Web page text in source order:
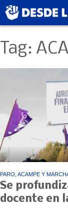
Tag:
PARO, ACAMPE Y
Se
docente en